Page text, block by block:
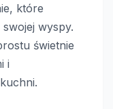
które
swojej wyspy.
świetnie
i